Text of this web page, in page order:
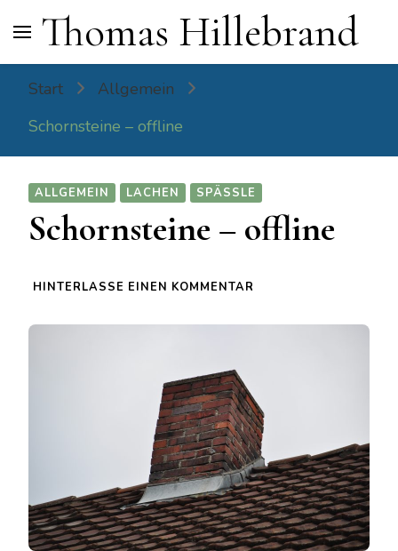
Thomas Hillebrand
Start
Allgemein
Schornsteine – offline
ALLGEMEIN LACHEN SPÄSSLE
Schornsteine – offline
HINTERLASSE EINEN KOMMENTAR
–